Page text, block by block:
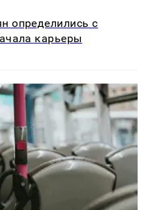
определились с
карьеры